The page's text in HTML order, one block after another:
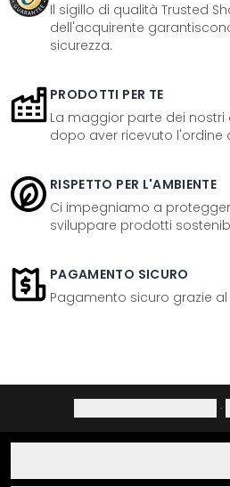
Il sigillo di qualità Trusted
dell'acquirente
sicurezza.
PRODOTTI PER TE
La maggior parte dei
dopo aver ricevuto l'ordine
RISPETTO PER L'AMBIENTE
Ci impegniamo a
sviluppare prodotti
PAGAMENTO SICURO
Pagamento sicuro grazie al
·